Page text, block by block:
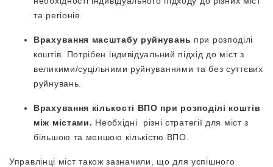
та регіонів.
Врахування масштабу руйнувань при розподілі
коштів. Потрібен індивідуальний підхід до міст з
великими/суцільними руйнуваннями та без суттєвих
руйнувань.
Врахування кількості ВПО при розподілі коштів
між містами. Необхідні різні стратегії для міст з
більшою та меншою кількістю ВПО.
Управлінці міст також зазначили, що для успішного